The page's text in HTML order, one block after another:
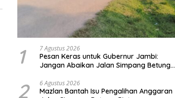
1 7 Agustus 2026
Pesan Keras untuk Gubernur Jambi:
Jangan Abaikan Jalan Simpang Betung–
2 6 Agustus 2026
Mazlan Bantah Isu Pengalihan Anggaran